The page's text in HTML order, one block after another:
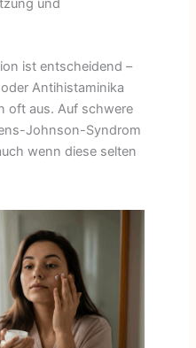
und
ist entscheidend –
Antihistaminika
oft aus. Auf schwere
Johnson-Syndrom
wenn diese selten